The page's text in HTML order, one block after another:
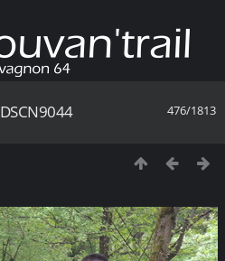
476/1813
DSCN9044